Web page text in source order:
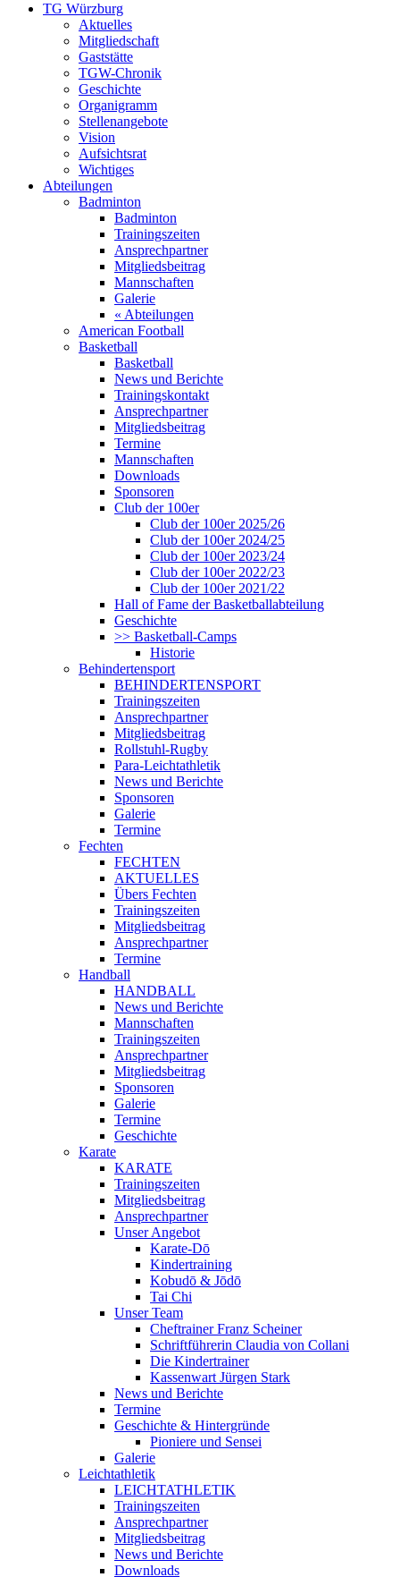
TG Würzburg
Aktuelles
Mitgliedschaft
Gaststätte
TGW-Chronik
Geschichte
Organigramm
Stellenangebote
Vision
Aufsichtsrat
Wichtiges
Abteilungen
Badminton
Badminton
Trainingszeiten
Ansprechpartner
Mitgliedsbeitrag
Mannschaften
Galerie
« Abteilungen
American Football
Basketball
Basketball
News und Berichte
Trainingskontakt
Ansprechpartner
Mitgliedsbeitrag
Termine
Mannschaften
Downloads
Sponsoren
Club der 100er
Club der 100er 2025/26
Club der 100er 2024/25
Club der 100er 2023/24
Club der 100er 2022/23
Club der 100er 2021/22
Hall of Fame der Basketballabteilung
Geschichte
>> Basketball-Camps
Historie
Behindertensport
BEHINDERTENSPORT
Trainingszeiten
Ansprechpartner
Mitgliedsbeitrag
Rollstuhl-Rugby
Para-Leichtathletik
News und Berichte
Sponsoren
Galerie
Termine
Fechten
FECHTEN
AKTUELLES
Übers Fechten
Trainingszeiten
Mitgliedsbeitrag
Ansprechpartner
Termine
Handball
HANDBALL
News und Berichte
Mannschaften
Trainingszeiten
Ansprechpartner
Mitgliedsbeitrag
Sponsoren
Galerie
Termine
Geschichte
Karate
KARATE
Trainingszeiten
Mitgliedsbeitrag
Ansprechpartner
Unser Angebot
Karate-Dō
Kindertraining
Kobudō & Jōdō
Tai Chi
Unser Team
Cheftrainer Franz Scheiner
Schriftführerin Claudia von Collani
Die Kindertrainer
Kassenwart Jürgen Stark
News und Berichte
Termine
Geschichte & Hintergründe
Pioniere und Sensei
Galerie
Leichtathletik
LEICHTATHLETIK
Trainingszeiten
Ansprechpartner
Mitgliedsbeitrag
News und Berichte
Downloads